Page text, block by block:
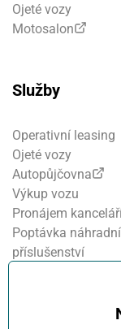
Ojeté vozy
Motosalon
Služby
Operativní leasing
Ojeté vozy
Autopůjčovna
Výkup vozu
Pronájem
Poptávka
příslušenství